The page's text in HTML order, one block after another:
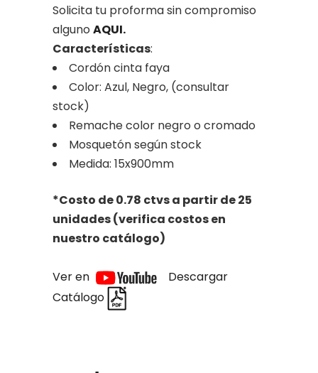
Solicita tu proforma sin compromiso
alguno AQUI.
Características:
Cordón cinta faya
Color: Azul, Negro, (consultar
stock)
Remache color negro o cromado
Mosquetón según stock
Medida: 15x900mm
*Costo de 0.78 ctvs a partir de 25
unidades (verifica costos en
nuestro catálogo)
Ver en
Descargar
Catálogo